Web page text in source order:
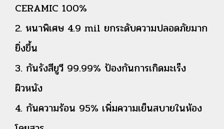
CERAMIC 100%
2. หนาพิเศษ 4.9 mil ยกระดับความปลอดภัยมาก
ยิ่งขึ้น
3. กันรังสียูวี 99.99% ป้องกันการเกิดมะเร็ง
ผิวหนัง
4. กันความร้อน 95% เพิ่มความเย็นสบายในห้อง